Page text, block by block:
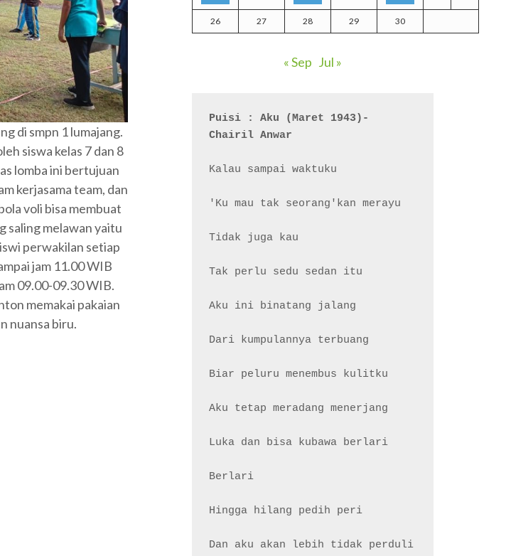
di smpn 1 lumajang.
siswa kelas 7 dan 8
lomba ini bertujuan
kerjasama team, dan
voli bisa membuat
saling melawan yaitu
perwakilan setiap
jam 11.00 WIB
09.00-09.30 WIB.
memakai pakaian
nuansa biru.
26 27 28 29 30
« Sep Jul »
Puisi : Aku (Maret 1943)-
Chairil Anwar
Kalau sampai waktuku
'Ku mau tak seorang'kan merayu
Tidak juga kau
Tak perlu sedu sedan itu
Aku ini binatang jalang
Dari kumpulannya terbuang
Biar peluru menembus kulitku
Aku tetap meradang menerjang
Luka dan bisa kubawa berlari
Berlari
Hingga hilang pedih peri
Dan aku akan lebih tidak perduli